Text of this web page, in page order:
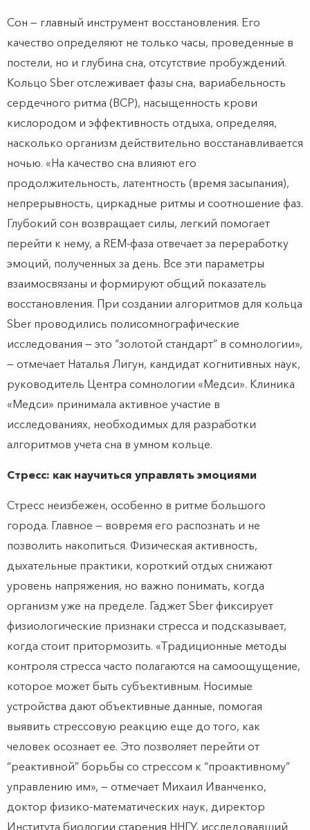
Сон — главный инструмент восстановления. Его
качество определяют не только часы, проведенные в
постели, но и глубина сна, отсутствие пробуждений.
Кольцо Sber отслеживает фазы сна, вариабельность
сердечного ритма (ВСР), насыщенность крови
кислородом и эффективность отдыха, определяя,
насколько организм действительно восстанавливается
ночью. «На качество сна влияют его
продолжительность, латентность (время засыпания),
непрерывность, циркадные ритмы и соотношение фаз.
Глубокий сон возвращает силы, легкий помогает
перейти к нему, а REM-фаза отвечает за переработку
эмоций, полученных за день. Все эти параметры
взаимосвязаны и формируют общий показатель
восстановления. При создании алгоритмов для кольца
Sber проводились полисомнографические
исследования — это “золотой стандарт” в сомнологии»,
— отмечает Наталья Лигун, кандидат когнитивных наук,
руководитель Центра сомнологии «Медси». Клиника
«Медси» принимала активное участие в
исследованиях, необходимых для разработки
алгоритмов учета сна в умном кольце.
Стресс: как научиться управлять эмоциями
Стресс неизбежен, особенно в ритме большого
города. Главное — вовремя его распознать и не
позволить накопиться. Физическая активность,
дыхательные практики, короткий отдых снижают
уровень напряжения, но важно понимать, когда
организм уже на пределе. Гаджет Sber фиксирует
физиологические признаки стресса и подсказывает,
когда стоит притормозить. «Традиционные методы
контроля стресса часто полагаются на самоощущение,
которое может быть субъективным. Носимые
устройства дают объективные данные, помогая
выявить стрессовую реакцию еще до того, как
человек осознает ее. Это позволяет перейти от
“реактивной” борьбы со стрессом к “проактивному”
управлению им», — отмечает Михаил Иванченко,
доктор физико-математических наук, директор
Института биологии старения ННГУ, исследовавший